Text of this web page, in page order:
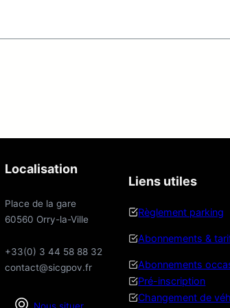
Localisation
Place de la gare
60560 Orry-la-Ville
+33(0) 3 44 58 88 32
contact@sicgpov.fr
Nous situer
Liens utiles
Règlement parking
Abonnements &
Abonnements
Pré-inscription
Changement de